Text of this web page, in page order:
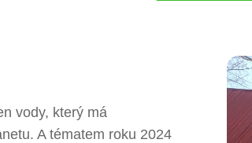
vody, který má
A tématem roku 2024